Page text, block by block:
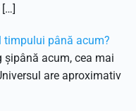
timpului până acum?
șipână acum, cea mai
are aproximativ